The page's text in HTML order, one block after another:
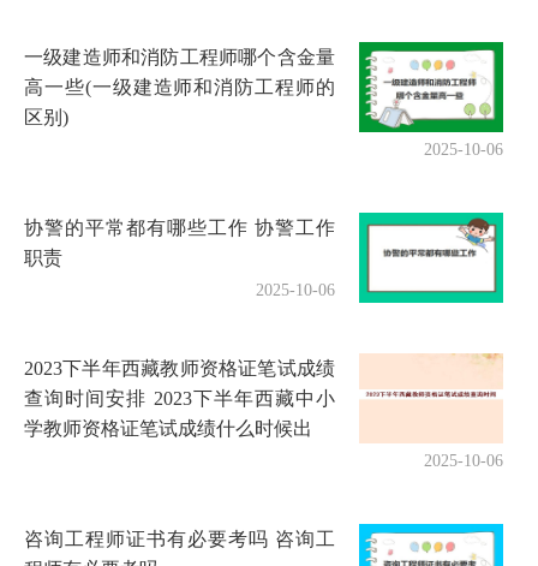
一级建造师和消防工程师哪个含金量
高一些(一级建造师和消防工程师的
区别)
2025-10-06
协警的平常都有哪些工作 协警工作
职责
2025-10-06
2023下半年西藏教师资格证笔试成绩
查询时间安排 2023下半年西藏中小
学教师资格证笔试成绩什么时候出
2025-10-06
咨询工程师证书有必要考吗 咨询工